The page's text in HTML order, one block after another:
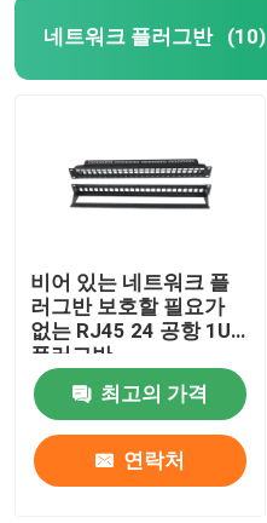
네트워크 플러그반 (10)
비어 있는 네트워크 플
러그반 보호할 필요가
없는 RJ45 24 공항 1U
플러그반
최고의 가격
연락처